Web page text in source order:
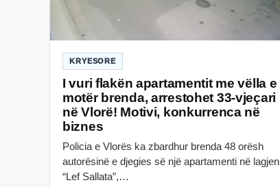
KRYESORE
I vuri flakën apartamentit me vëlla e
motër brenda, arrestohet 33-vjeçari
në Vlorë! Motivi, konkurrenca në
biznes
Policia e Vlorës ka zbardhur brenda 48 orësh
autorësinë e djegies së një apartamenti në lagjen
“Lef Sallata”,…